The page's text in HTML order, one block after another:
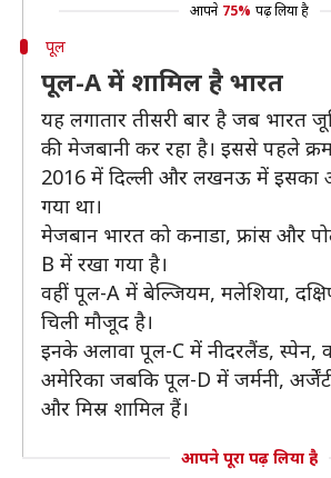
आपने 75% पढ़ लिया है
पूल
पूल-A में शामिल है भारत
यह लगातार तीसरी बार है जब भारत
की मेजबानी कर रहा है। इससे पहले
2016 में दिल्ली और लखनऊ में इसका
गया था।
मेजबान भारत को कनाडा, फ्रांस और
B में रखा गया है।
वहीं पूल-A में बेल्जियम, मलेशिया,
चिली मौजूद है।
इनके अलावा पूल-C में नीदरलैंड, स्पेन,
अमेरिका जबकि पूल-D में जर्मनी,
और मिस्र शामिल हैं।
आपने पूरा पढ़ लिया है